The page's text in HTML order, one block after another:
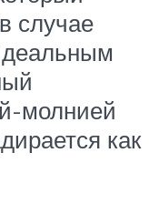
случае
молнией
как